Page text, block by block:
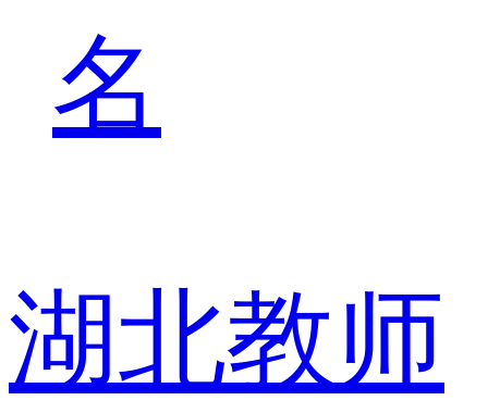
名
湖北教师